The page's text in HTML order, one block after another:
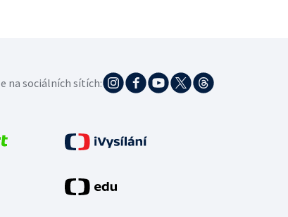
na sociálních sítích: